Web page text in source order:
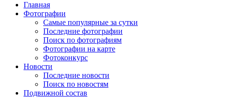
Главная
Фотографии
Cамые популярные за сутки
Последние фотографии
Поиск по фотографиям
Фотографии на карте
Фотоконкурс
Новости
Последние новости
Поиск по новостям
Подвижной состав